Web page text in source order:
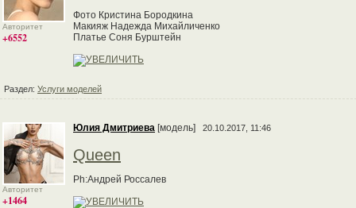
Авторитет
+6552
Фото Кристина Бородкина
Макияж Надежда Михайличенко
Платье Соня Бурштейн
Раздел: Услуги моделей
Авторитет
+1464
Юлия Дмитриева [модель] 20.10.2017, 11:46
Queen
Ph:Андрей Россалев